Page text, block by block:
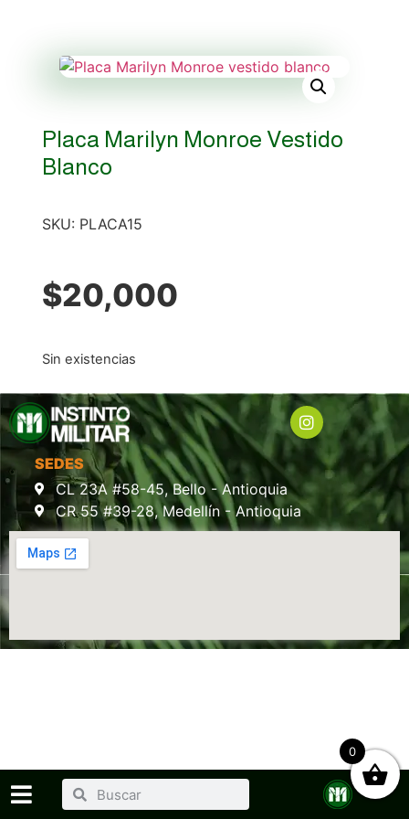
Placa Marilyn Monroe Vestido
Blanco
SKU: PLACA15
$20,000
Sin existencias
SEDES
CL 23A #58-45, Bello - Antioquia
CR 55 #39-28, Medellín - Antioquia
0